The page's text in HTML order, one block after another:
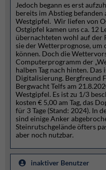
Jedoch begann es erst
bereits im Abstieg befanden
Westgipfel. Wir liefen von
Ostgipfel kamen uns ca. 12
übernachteten wohl auf
sie der Wetterprognose, um
können. Doch die
Computerprogramm der
halben Tag nach hinten.
Digitalisierung. Bergfreund
Bergwacht Telfs am
Westgipfel. Es ist zu 1/3
kosten € 5,00 am Tag, das
für 3 Tage (Stand: 2024). In
sind einige Anker
Steinrutschgelände öfters
aber noch nutzbar.
inaktiver Benutzer